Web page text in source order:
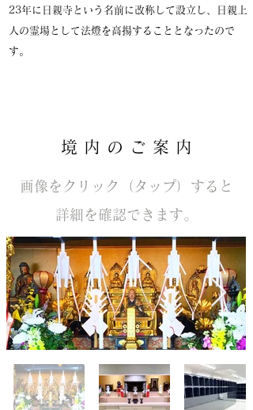
23年に日親寺という名前に改称して設立し、日親上
人の霊場として法燈を高揚することとなったので
す。
境 内 の ご 案 内
画像をクリック（タップ）すると
詳細を確認できます。